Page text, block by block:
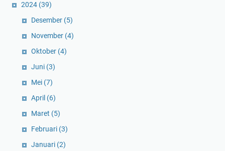
2024 (39)
Desember (5)
November (4)
Oktober (4)
Juni (3)
Mei (7)
April (6)
Maret (5)
Februari (3)
Januari (2)